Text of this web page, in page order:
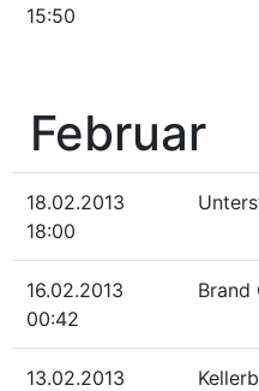
15:50
Februar
18.02.2013
18:00
16.02.2013
00:42
Brand
13.02.2013